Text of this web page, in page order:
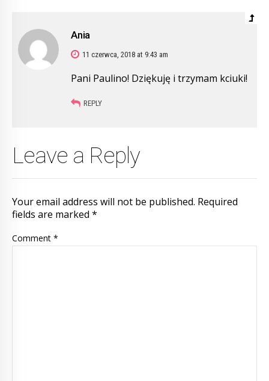
Ania
11 czerwca, 2018 at 9:43 am
Pani Paulino! Dziękuję i trzymam kciuki!
REPLY
Leave a Reply
Your email address will not be published. Required
fields are marked *
Comment *